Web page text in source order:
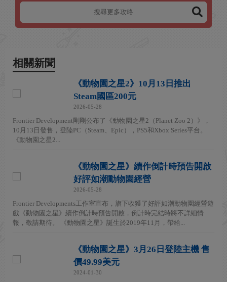
相關新聞
《動物園之星2》10月13日推出
Steam國區200元
2026-05-28
Frontier Development剛剛公布了《動物園之星2（Planet Zoo 2）》，
10月13日發售，登陸PC（Steam、Epic），PS5和Xbox Series平台。
《動物園之星2...
《動物園之星》續作倒計時預告開啟
好評如潮動物園經營
2026-05-28
Frontier Developments工作室宣布，旗下收獲了好評如潮動物園經營遊
戲《動物園之星》續作倒計時預告開啟，倒計時完結時將不詳細情
報，敬請期待。 《動物園之星》誕生於2019年11月，帶給...
《動物園之星》3月26日登陸主機 售
價49.99美元
2024-01-30